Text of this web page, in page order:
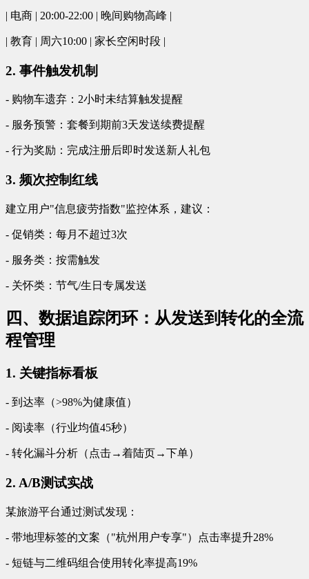
| 电商 | 20:00-22:00 | 晚间购物高峰 |
| 教育 | 周六10:00 | 家长空闲时段 |
2. 事件触发机制
- 购物车遗弃：2小时未结算触发提醒
- 服务预警：套餐到期前3天发送续费提醒
- 行为奖励：完成注册后即时发送新人礼包
3. 频次控制红线
建立用户"信息疲劳指数"监控体系，建议：
- 促销类：每月不超过3次
- 服务类：按需触发
- 关怀类：节气/生日专属发送
四、数据追踪闭环：从发送到转化的全流
程管理
1. 关键指标看板
- 到达率（>98%为健康值）
- 阅读率（行业均值45秒）
- 转化漏斗分析（点击→着陆页→下单）
2. A/B测试实战
某旅游平台通过测试发现：
- 带地理标签的文案（"杭州用户专享"）点击率提升28%
- 短链与二维码组合使用转化率提高19%